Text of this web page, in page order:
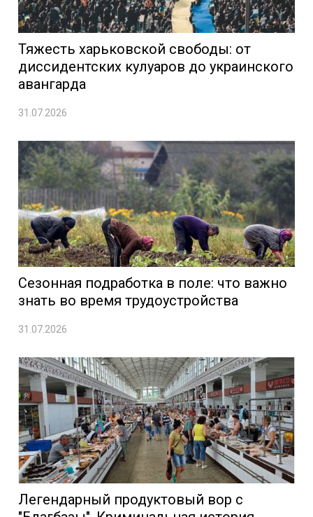
Тяжесть харьковской свободы: от
диссидентских кулуаров до украинского
авангарда
31.07.2026
Сезонная подработка в поле: что важно
знать во время трудоустройства
31.07.2026
Легендарный продуктовый вор с